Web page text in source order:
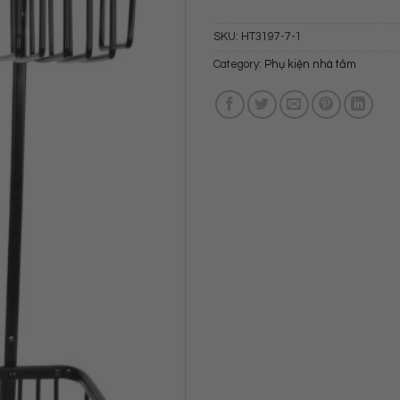
SKU: HT3197-7-1
Category: Phụ kiện nhà tắm